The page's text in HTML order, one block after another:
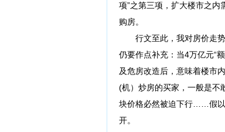
项”之第三项，扩大楼市之
购房。
行文至此，我对房价走势
仍要作点补充：当4万亿元“
及危房改造后，意味着楼市
(机）炒房的买家，一般是不
块价格必然被迫下行……假以
开。